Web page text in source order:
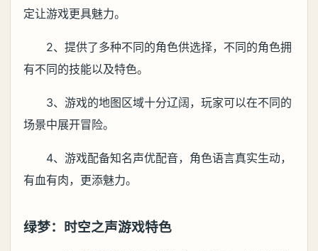
定让游戏更具魅力。
2、提供了多种不同的角色供选择，不同的角色拥
有不同的技能以及特色。
3、游戏的地图区域十分辽阔，玩家可以在不同的
场景中展开冒险。
4、游戏配备知名声优配音，角色语言真实生动，
有血有肉，更添魅力。
绿梦：时空之声游戏特色